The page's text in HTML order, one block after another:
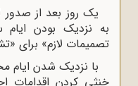
یک ‌روز بعد از صدور
به نزدیک بودن ایام
تصمیمات لازم» برای
با نزدیک‌ شدن‌ ایام‌
خنثی‌ کردن‌ اقدامات‌